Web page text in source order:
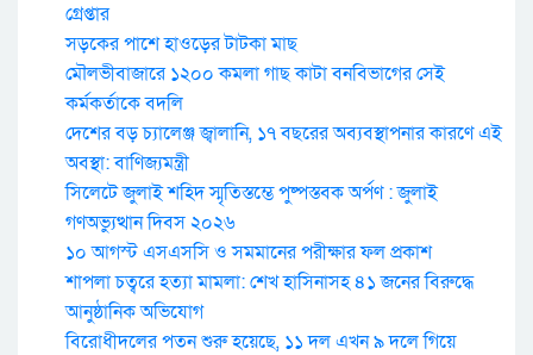
গ্রেপ্তার
সড়কের পাশে হাওড়ের টাটকা মাছ
মৌলভীবাজারে ১২০০ কমলা গাছ কাটা বনবিভাগের সেই
কর্মকর্তাকে বদলি
দেশের বড় চ্যালেঞ্জ জ্বালানি, ১৭ বছরের অব্যবস্থাপনার কারণে এই
অবস্থা: বাণিজ্যমন্ত্রী
সিলেটে জুলাই শহিদ স্মৃতিস্তম্ভে পুষ্পস্তবক অর্পণ : জুলাই
গণঅভ্যুত্থান দিবস ২০২৬
১০ আগস্ট এসএসসি ও সমমানের পরীক্ষার ফল প্রকাশ
শাপলা চত্বরে হত্যা মামলা: শেখ হাসিনাসহ ৪১ জনের বিরুদ্ধে
আনুষ্ঠানিক অভিযোগ
বিরোধীদলের পতন শুরু হয়েছে, ১১ দল এখন ৯ দলে গিয়ে